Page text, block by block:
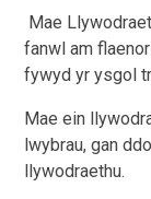
Mae
fanwl am
fywyd yr ysgol
Mae ein
lwybrau, gan
llywodraethu.